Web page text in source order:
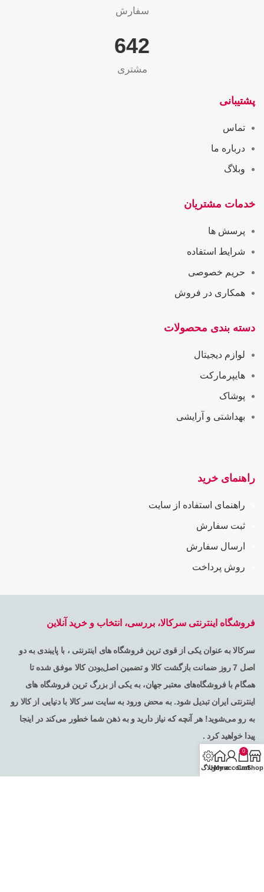
سفارش
655
مشتری
پشتیبانی
تماس
درباره ما
وبلاگ
خدمات مشتریان
پرسش ها
شرایط استفاده
حریم خصوصی
همکاری در فروش
دسته بندی محصولات
لوازم دیجیتال
هایپرمارکت
پوشاک
بهداشتی و آرایشی
راهنمای خرید
راهنمای استفاده از سایت
ثبت سفارش
ارسال سفارش
روش پرداخت
فروشگاه اینترنتی سرکالا، بررسی، انتخاب و خرید آنلاین
سرکالا به عنوان یکی از قوی ترین فروشگاه های اینترنتی ، با پایبندی به دو
اصل 7 روز ضمانت بازگشت کالا و تضمین اصل‌بودن کالا موفق شده تا
همگام با فروشگاه‌های معتبر جهان، به یکی از بزرگ ترین فروشگاه های
اینترنتی ایران تبدیل شود. به محض ورود به سایت سر کالا با دنیایی از کالا رو
به رو می‌شوید! هر آنچه که نیاز دارید و به ذهن شما خطور می‌کند در اینجا
پیدا خواهید کرد .
Shop
0
Cart
My account
Homeوبلاگ